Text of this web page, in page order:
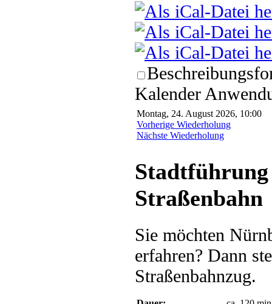
Kalender
Montag, 24. August 2026, 10:00
Vorherige Wiederholung
Nächste Wiederholung
Straßenbahn
Sie möchten
erfahren? Dann
Straßenbahnzug.